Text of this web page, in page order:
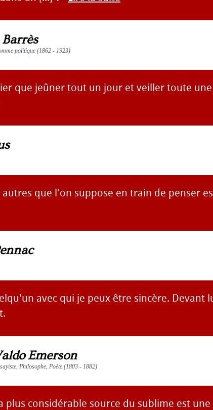
politique (1862 - 1923)
que jeûner tout un jour et veiller toute
autres que l'on suppose en train de penser
avec qui je peux être sincère. Devant
Emerson
Philosophe, Poète (1803 - 1882)
plus considérable source du sublime est